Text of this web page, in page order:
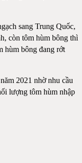
sang Trung Quốc,
còn tôm hùm bông thì
hùm bông đang rớt
2021 nhờ nhu cầu
lượng tôm hùm nhập